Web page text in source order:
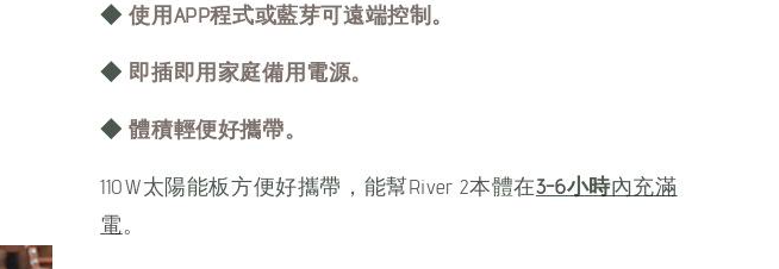
◆ 使用APP程式或藍芽可遠端控制。
◆ 即插即用家庭備用電源。
◆ 體積輕便好攜帶。
110W太陽能板方便好攜帶，能幫River 2本體在3-6小時內充滿
電。